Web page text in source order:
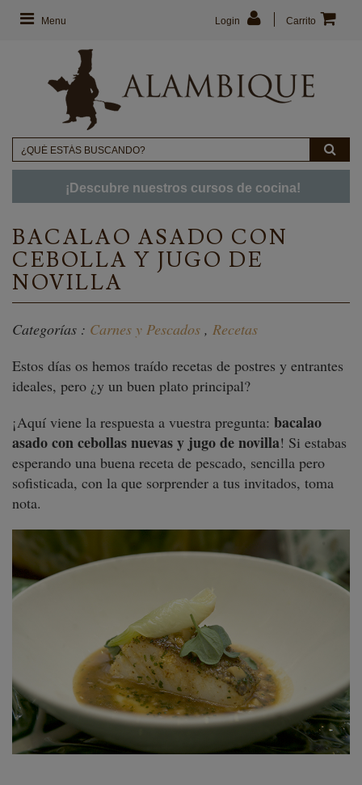
Menu Carrito
Login
¡Descubre nuestros cursos de cocina!
BACALAO ASADO CON
CEBOLLA Y JUGO DE
NOVILLA
Categorías : Carnes y Pescados , Recetas
Estos días os hemos traído recetas de postres y entrantes
ideales, pero ¿y un buen plato principal?
¡Aquí viene la respuesta a vuestra pregunta: bacalao
asado con cebollas nuevas y jugo de novilla! Si estabas
esperando una buena receta de pescado, sencilla pero
sofisticada, con la que sorprender a tus invitados, toma
nota.